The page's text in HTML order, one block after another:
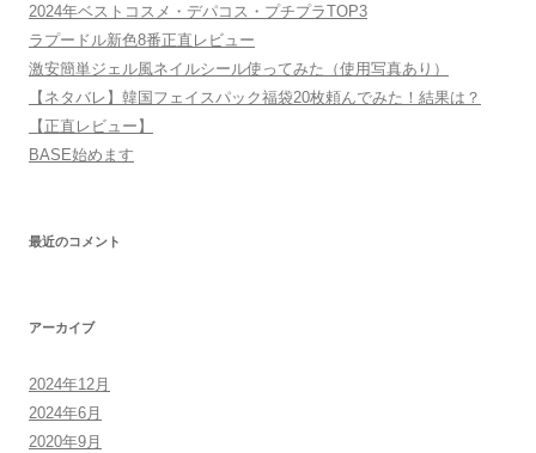
2024年ベストコスメ・デパコス・プチプラTOP3
ラプードル新色8番正直レビュー
激安簡単ジェル風ネイルシール使ってみた（使用写真あり）
【ネタバレ】韓国フェイスパック福袋20枚頼んでみた！結果は？
【正直レビュー】
BASE始めます
最近のコメント
アーカイブ
2024年12月
2024年6月
2020年9月